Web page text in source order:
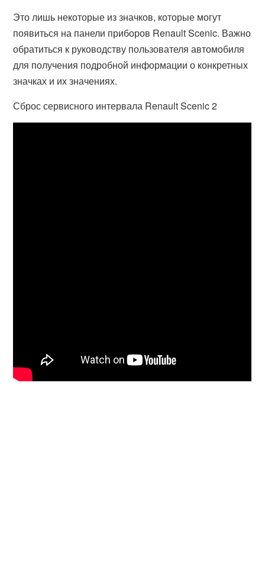
Это лишь некоторые из значков, которые могут
появиться на панели приборов Renault Scenic. Важно
обратиться к руководству пользователя автомобиля
для получения подробной информации о конкретных
значках и их значениях.
Сброс сервисного интервала Renault Scenic 2